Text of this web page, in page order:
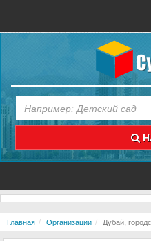
Главная Организации Дубай,